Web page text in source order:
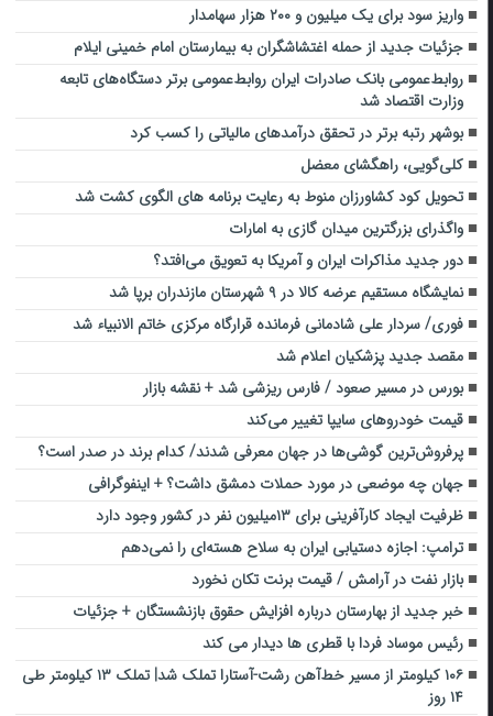
واریز سود برای یک میلیون و ۲۰۰ هزار سهامدار
جزئیات جدید از حمله اغتشاشگران به بیمارستان امام خمینی ایلام
روابط‌عمومی بانک صادرات ایران روابط‌عمومی برتر دستگاه‌های تابعه
وزارت اقتصاد شد
بوشهر رتبه برتر در تحقق درآمدهای مالیاتی را کسب کرد
کلی‌گویی، راهگشای معضل
تحویل کود کشاورزان منوط به رعایت برنامه های الگوی کشت شد
واگذرای بزرگترین میدان گازی به امارات
دور جدید مذاکرات ایران و آمریکا به تعویق می‌افتد؟
نمایشگاه مستقیم عرضه کالا در ۹ شهرستان مازندران برپا شد
فوری/ سردار علی شادمانی فرمانده قرارگاه مرکزی خاتم الانبیاء شد
مقصد جدید پزشکیان اعلام شد
بورس در مسیر صعود / فارس ریزشی شد + نقشه بازار
قیمت خودروهای سایپا تغییر می‌کند
پرفروش‌ترین گوشی‌ها در جهان معرفی شدند/ کدام برند در صدر است؟
جهان چه موضعی در مورد حملات دمشق داشت؟ + اینفوگرافی
ظرفیت ایجاد کارآفرینی برای ۱۳میلیون نفر در کشور وجود دارد
ترامپ: اجازه دستیابی ایران به سلاح هسته‌ای را نمی‌دهم
بازار نفت در آرامش / قیمت برنت تکان نخورد
خبر جدید از بهارستان درباره افزایش حقوق بازنشستگان + جزئیات
رئیس موساد فردا با قطری ها دیدار می کند
۱۰۶ کیلومتر از مسیر خط‌آهن رشت-آستارا تملک شد| تملک ۱۳ کیلومتر طی
۱۴ روز